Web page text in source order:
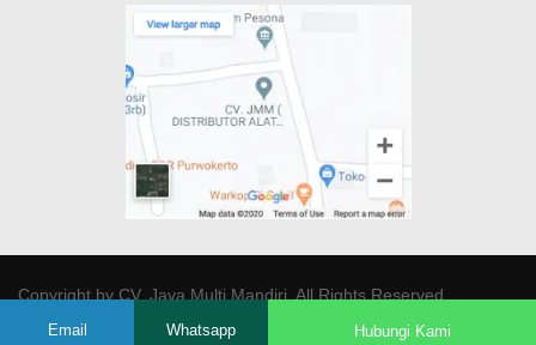
Copyright byCV. Java Multi Mandiri. All Rights Reserved.
Email Whatsapp Hubungi Kami